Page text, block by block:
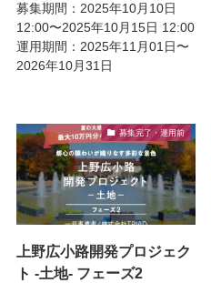
募集期間：2025年10月10日
12:00〜2025年10月15日 12:00
運用期間：2025年11月01日〜
2026年10月31日
募集完了・運用前
上野広小路開発プロジェク
ト -土地- フェーズ2